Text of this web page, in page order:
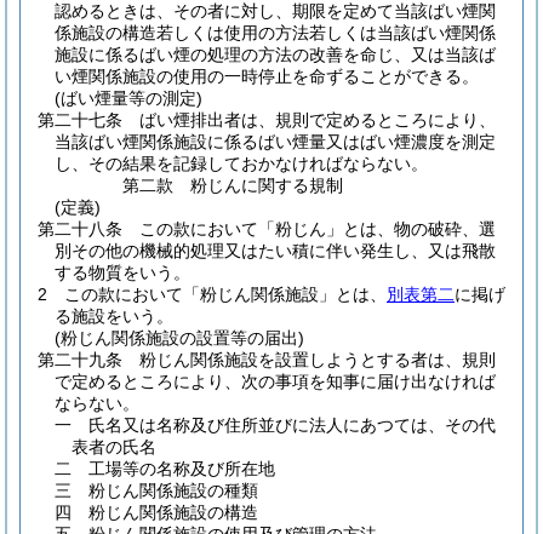
認めるときは、その者に対し、期限を定めて当該ばい煙関
係施設の構造若しくは使用の方法若しくは当該ばい煙関係
施設に係るばい煙の処理の方法の改善を命じ、又は当該ば
い煙関係施設の使用の一時停止を命ずることができる。
(ばい煙量等の測定)
第二十七条
ばい煙排出者は、規則で定めるところにより、
当該ばい煙関係施設に係るばい煙量又はばい煙濃度を測定
し、その結果を記録しておかなければならない。
第二款
粉じんに関する規制
(定義)
第二十八条
この款において「粉じん」とは、物の破砕、選
別その他の機械的処理又はたい積に伴い発生し、又は飛散
する物質をいう。
2
この款において「粉じん関係施設」とは、 別表第二に掲げ
る施設をいう。
(粉じん関係施設の設置等の届出)
第二十九条
粉じん関係施設を設置しようとする者は、規則
で定めるところにより、次の事項を知事に届け出なければ
ならない。
一
氏名又は名称及び住所並びに法人にあつては、その代
表者の氏名
二
工場等の名称及び所在地
三
粉じん関係施設の種類
四
粉じん関係施設の構造